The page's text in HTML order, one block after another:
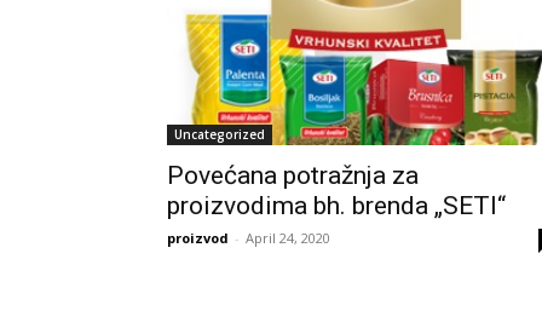
Uncategorized
Povećana potražnja za
proizvodima bh. brenda „SETI“
proizvod - April 24, 2020